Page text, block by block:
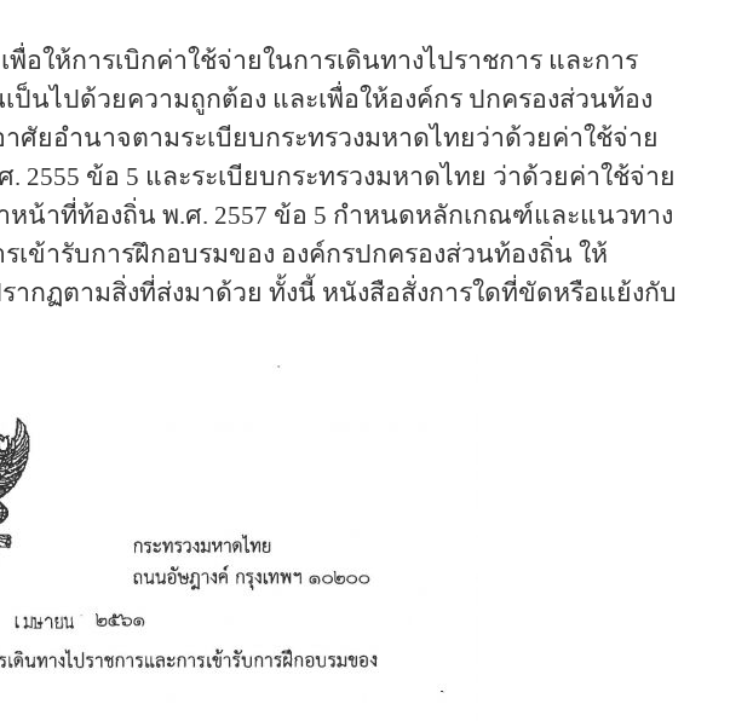
อให้การเบิกค่าใช้จ่ายในการเดินทางไปราชการ และการ
นไปด้วยความถูกต้อง และเพื่อให้องค์กร ปกครองส่วนท้อง
ยอำนาจตามระเบียบกระทรวงมหาดไทยว่าด้วยค่าใช้จ่าย
. 2555 ข้อ 5 และระเบียบกระทรวงมหาดไทย ว่าด้วยค่าใช้จ่าย
หน้าที่ท้องถิ่น พ.ศ. 2557 ข้อ 5 กำหนดหลักเกณฑ์และแนวทาง
เข้ารับการฝึกอบรมของ องค์กรปกครองส่วนท้องถิ่น ให้
กฏตามสิ่งที่ส่งมาด้วย ทั้งนี้ หนังสือสั่งการใดที่ขัดหรือแย้งกับ